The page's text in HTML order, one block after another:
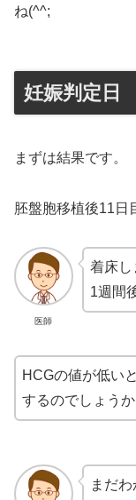
ね(^^;
妊娠判定日
まずは結果です。
胚盤胞移植後11
医師
着床し
1週間
HCGの値が低い
するのでしょう
まだ